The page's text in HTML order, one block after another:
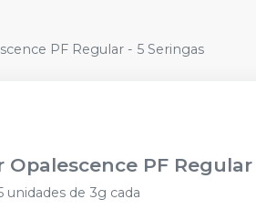
PF Regular - 5 Seringas
Opalescence PF
de 3g cada